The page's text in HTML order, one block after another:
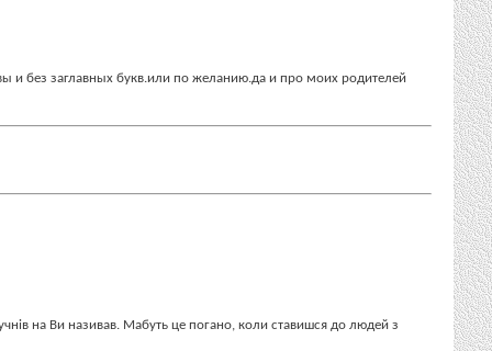
и без заглавных букв.или по желанию.да и про моих родителей
на Ви називав. Мабуть це погано, коли ставишся до людей з